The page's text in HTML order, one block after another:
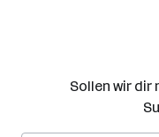
Sollen wir dir